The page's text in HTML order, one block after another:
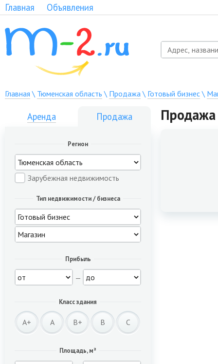
Главная Объявления
Главная \ Тюменская область \ Продажа\ Готовый бизнес\
Аренда Продажа
Регион
Зарубежная недвижимость
Тип недвижимости / бизнеса
Прибыль
—
Класс здания
A+ A B+ B C
Площадь, м²
Продажа